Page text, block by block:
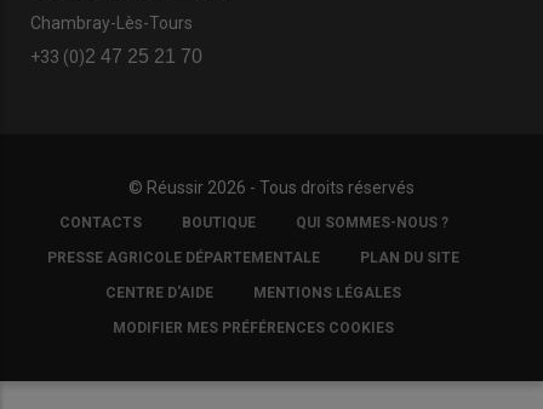
Chambray-Lès-Tours
+33 (0)2 47 25 21 70
© Réussir 2026 - Tous droits réservés
FOOTER
COPYRIGHT
CONTACTS BOUTIQUE QUI SOMMES-NOUS ?
PRESSE AGRICOLE DÉPARTEMENTALE PLAN DU SITE
CENTRE D'AIDE MENTIONS LÉGALES
MODIFIER MES PRÉFÉRENCES COOKIES